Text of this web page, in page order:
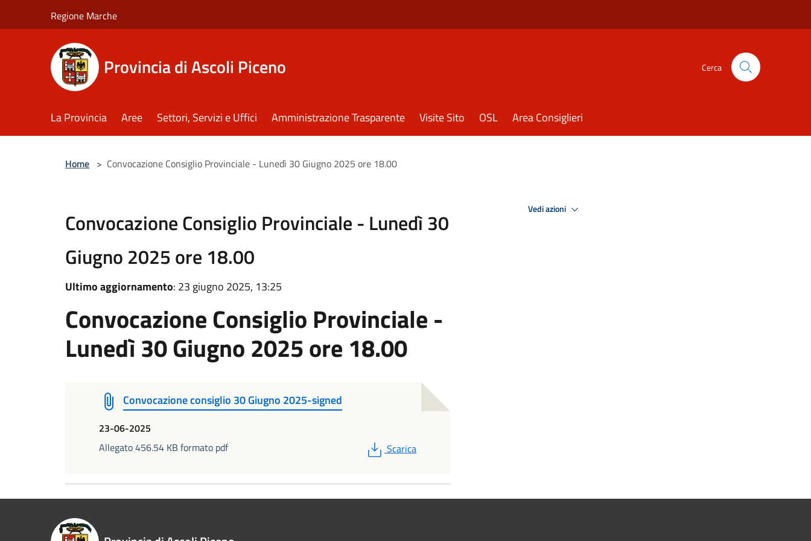
Regione Marche
Provincia di Ascoli Piceno Cerca
La Provincia Aree Settori, Servizi e Uffici Amministrazione Trasparente Visite Sito OSL Area Consiglieri
Home > Convocazione Consiglio Provinciale - Lunedì 30 Giugno 2025 ore 18.00
Convocazione Consiglio Provinciale - Lunedì 30
Giugno 2025 ore 18.00
Ultimo aggiornamento: 23 giugno 2025, 13:25
Convocazione Consiglio Provinciale -
Lunedì 30 Giugno 2025 ore 18.00
Convocazione consiglio 30 Giugno 2025-signed
23-06-2025
Allegato 456.54 KB formato pdf
PDF
Scarica
Vedi azioni